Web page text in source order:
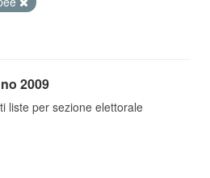
2009
liste per sezione elettorale